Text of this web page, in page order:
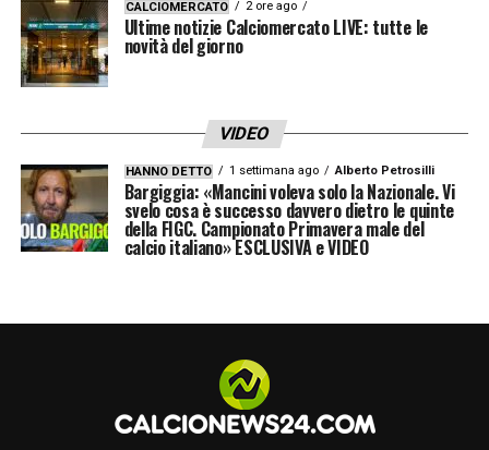
CALCIOMERCATO 2 ore ago
Ultime notizie Calciomercato LIVE: tutte le
novità del giorno
VIDEO
HANNO DETTO 1 settimana ago Alberto Petrosilli
Bargiggia: «Mancini voleva solo la Nazionale. Vi
svelo cosa è successo davvero dietro le quinte
della FIGC. Campionato Primavera male del
calcio italiano» ESCLUSIVA e VIDEO